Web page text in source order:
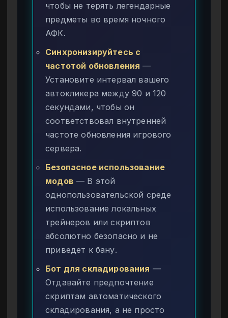
чтобы не терять легендарные
предметы во время ночного
АФК.
Синхронизируйтесь с
частотой обновления —
Установите интервал вашего
автокликера между 90 и 120
секундами, чтобы он
соответствовал внутренней
частоте обновления игрового
сервера.
Безопасное использование
модов — В этой
однопользовательской среде
использование локальных
трейнеров или скриптов
абсолютно безопасно и не
приведет к бану.
Бот для складирования —
Отдавайте предпочтение
скриптам автоматического
складирования, а не просто